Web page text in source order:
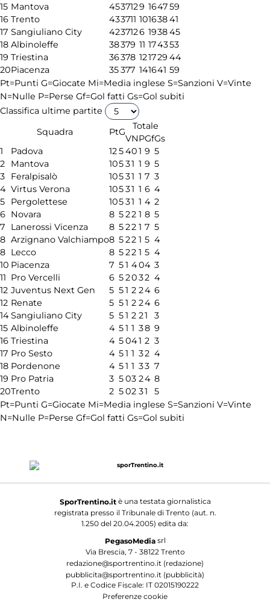
15 Mantova 4537129 164759
16 Trento 433711 10163841
17 Sangiuliano City 4237126 193845
18 Albinoleffe 38379 11 174353
19 Triestina 36378 121729 44
20Piacenza 35377 141641 59
Pt=Punti G=Giocate Mi=Media inglese S=Sanzioni V=Vinte
N=Nulle P=Perse Gf=Gol fatti Gs=Gol subiti
Classifica ultime partite
Squadra
PtG
Totale
VNPGfGs
1
Padova 125401 9 5
2
Mantova 10531 1 9 5
3
Feralpisalò 10531 1 7 3
4 Virtus Verona 10531 1 6 4
5
Pergolettese 10531 1 4 2
6 Novara 8 522 1 8 5
7
Lanerossi Vicenza 8 522 1 7 5
8 Arzignano Valchiampo8 522 1 5 4
8 Lecco 8 522 1 5 4
10 Piacenza 7 51 404 3
11 Pro Vercelli 6 52032 4
12 Juventus Next Gen 5 51 2 24 6
12 Renate 5 51 2 24 6
14Sangiuliano City 5 51 2 21
3
15 Albinoleffe 4 51 1 38 9
16 Triestina 4 5041 2 3
17 Pro Sesto 4 51 1 32 4
18 Pordenone 4 51 1 33 7
19 Pro Patria 3 503 24 8
20Trento 2 502 31
5
Pt=Punti G=Giocate Mi=Media inglese S=Sanzioni V=Vinte
N=Nulle P=Perse Gf=Gol fatti Gs=Gol subiti
SporTrentino.itè una testata giornalistica
registrata presso il Tribunale di Trento (aut. n.
1.250 del 20.04.2005) edita da:
PegasoMediasrl
Via Brescia, 7 - 38122 Trento
redazione@sportrentino.it (redazione)
pubblicita@sportrentino.it (pubblicità)
P.I. e Codice Fiscale: IT 02015190222
Preferenze cookie